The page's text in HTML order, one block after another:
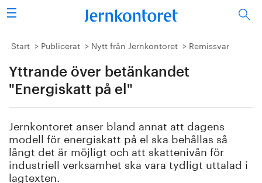
Sök
Stålindustrin
Vision 2050
Energi/miljö
Vi tycker
Start Publicerat Nytt från Jernkontoret Remissvar
Yttrande över betänkandet
"Energiskatt på el"
Jernkontoret anser bland annat att dagens
modell för energiskatt på el ska behållas så
långt det är möjligt och att skattenivån för
industriell verksamhet ska vara tydligt uttalad i
lagtexten.